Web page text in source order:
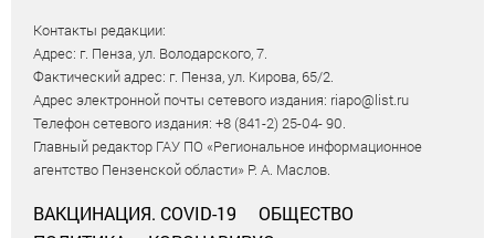
Контакты редакции:
Адрес: г. Пенза, ул. Володарского, 7.
Фактический адрес: г. Пенза, ул. Кирова, 65/2.
Адрес электронной почты сетевого издания: riapo@list.ru
Телефон сетевого издания: +8 (841-2) 25-04- 90.
Главный редактор ГАУ ПО «Региональное информационное
агентство Пензенской области» Р. А. Маслов.
ВАКЦИНАЦИЯ. COVID-19
ОБЩЕСТВО